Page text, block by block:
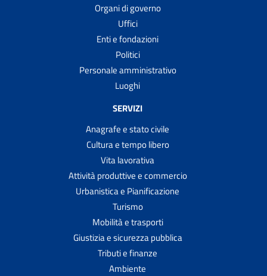
Organi di governo
Uffici
Enti e fondazioni
Politici
Personale amministrativo
Luoghi
SERVIZI
Anagrafe e stato civile
Cultura e tempo libero
Vita lavorativa
Attività produttive e commercio
Urbanistica e Pianificazione
Turismo
Mobilità e trasporti
Giustizia e sicurezza pubblica
Tributi e finanze
Ambiente